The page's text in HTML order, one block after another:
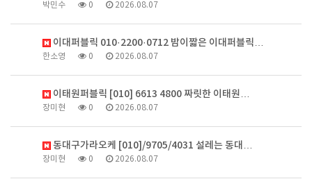
박민수 0 2026.08.07
이대퍼블릭 010·2200·0712 밤이짧은 이대퍼블릭…
한소영 0 2026.08.07
이태원퍼블릭 [010] 6613 4800 짜릿한 이태원…
장미현 0 2026.08.07
동대구가라오케 [010]/9705/4031 설레는 동대…
장미현 0 2026.08.07